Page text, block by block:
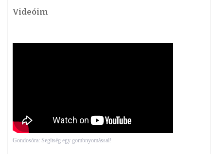
Videóim
Gondosóra: Segítség egy gombnyomással!